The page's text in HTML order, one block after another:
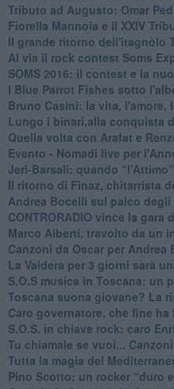
Tributo ad Augusto: Omar
​Fiorella Mannoia e il XXIV
Il grande ritorno dell'itagnòlo
​Al via il rock contest Soms
​SOMS 2016: il contest e la
I Blue Parrot Fishes sotto
Bruno Casini: la vita, l'amore,
​Lungo i binari,alla conquista
​Quella volta con Arafat e
​Evento - Nomadi live per
Jerì-Barsali: quando
Il ritorno di Finaz, chitarrista
Andrea Bocelli sul palco degli
CONTRORADIO vince la
Marco Alberti, travolto da un
Canzoni da Oscar per Andrea
La Valdera per 3 giorni sarà
S.O.S musica in Toscana: un
​Toscana suona giovane? La
Caro governatore, che fine
S.O.S. in chiave rock: caro
Tu chiamale se vuoi...
​Tutta la magia del
​Pino Scotto: un rocker “duro